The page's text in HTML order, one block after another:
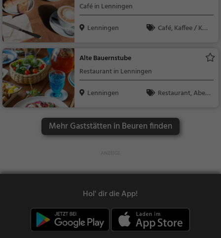
Café in Lenningen
Lenningen
Café, Kaffee / Kuc
Alte Bauernstube
Restaurant in Lenningen
Lenningen
Restaurant, Aben
Mehr Gaststätten in Beuren finden
Hol' dir die App!